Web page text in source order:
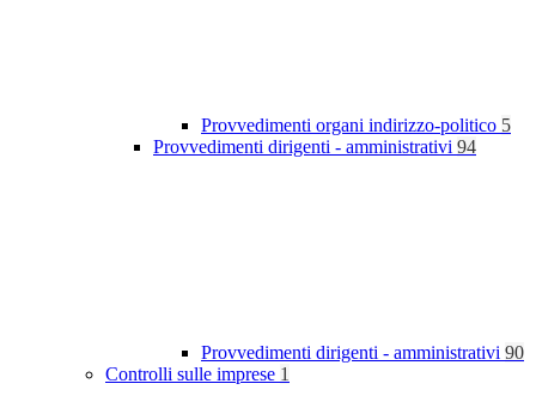
Provvedimenti organi indirizzo-politico 5
Provvedimenti dirigenti - amministrativi 94
Provvedimenti dirigenti - amministrativi 90
Controlli sulle imprese 1